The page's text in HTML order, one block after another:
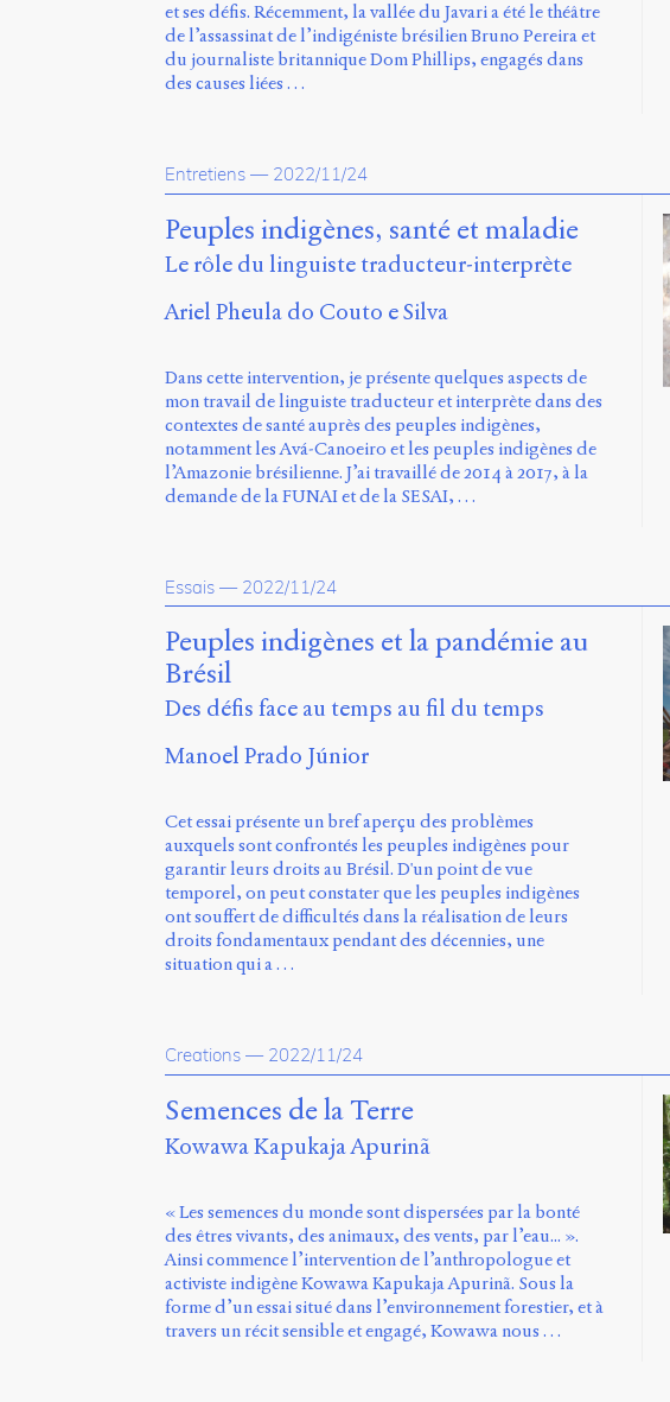
et ses défis. Récemment, la vallée du Javari a été le théâtre
de l’assassinat de l’indigéniste brésilien Bruno Pereira et
du journaliste britannique Dom Phillips, engagés dans
des causes liées …
Entretiens — 2022/11/24
Peuples indigènes, santé et maladie
Le rôle du linguiste traducteur-interprète
Ariel Pheula do Couto e Silva
Dans cette intervention, je présente quelques aspects de
mon travail de linguiste traducteur et interprète dans des
contextes de santé auprès des peuples indigènes,
notamment les Avá-Canoeiro et les peuples indigènes de
l’Amazonie brésilienne. J’ai travaillé de 2014 à 2017, à la
demande de la FUNAI et de la SESAI, …
Essais — 2022/11/24
Peuples indigènes et la pandémie au
Brésil
Des défis face au temps au fil du temps
Manoel Prado Júnior
Cet essai présente un bref aperçu des problèmes
auxquels sont confrontés les peuples indigènes pour
garantir leurs droits au Brésil. D'un point de vue
temporel, on peut constater que les peuples indigènes
ont souffert de difficultés dans la réalisation de leurs
droits fondamentaux pendant des décennies, une
situation qui a …
Creations — 2022/11/24
Semences de la Terre
Kowawa Kapukaja Apurinã
« Les semences du monde sont dispersées par la bonté
des êtres vivants, des animaux, des vents, par l’eau... ».
Ainsi commence l’intervention de l’anthropologue et
activiste indigène Kowawa Kapukaja Apurinã. Sous la
forme d’un essai situé dans l’environnement forestier, et à
travers un récit sensible et engagé, Kowawa nous …